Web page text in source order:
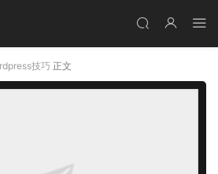
技巧 正文